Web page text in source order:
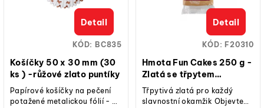
Košíčky 50 x 30 mm (30
ks ) -růžové zlato puntíky
Detail
Papírové košíčky na pečení
potažené metalickou fólií - 30
KÓD: BC835
Hmota Fun Cakes 250 g -
Zlatá se třpytem
(sparkling gold)
Detail
Třpytivá zlatá pro každý
slavnostní okamžik Objevte
KÓD: F20310